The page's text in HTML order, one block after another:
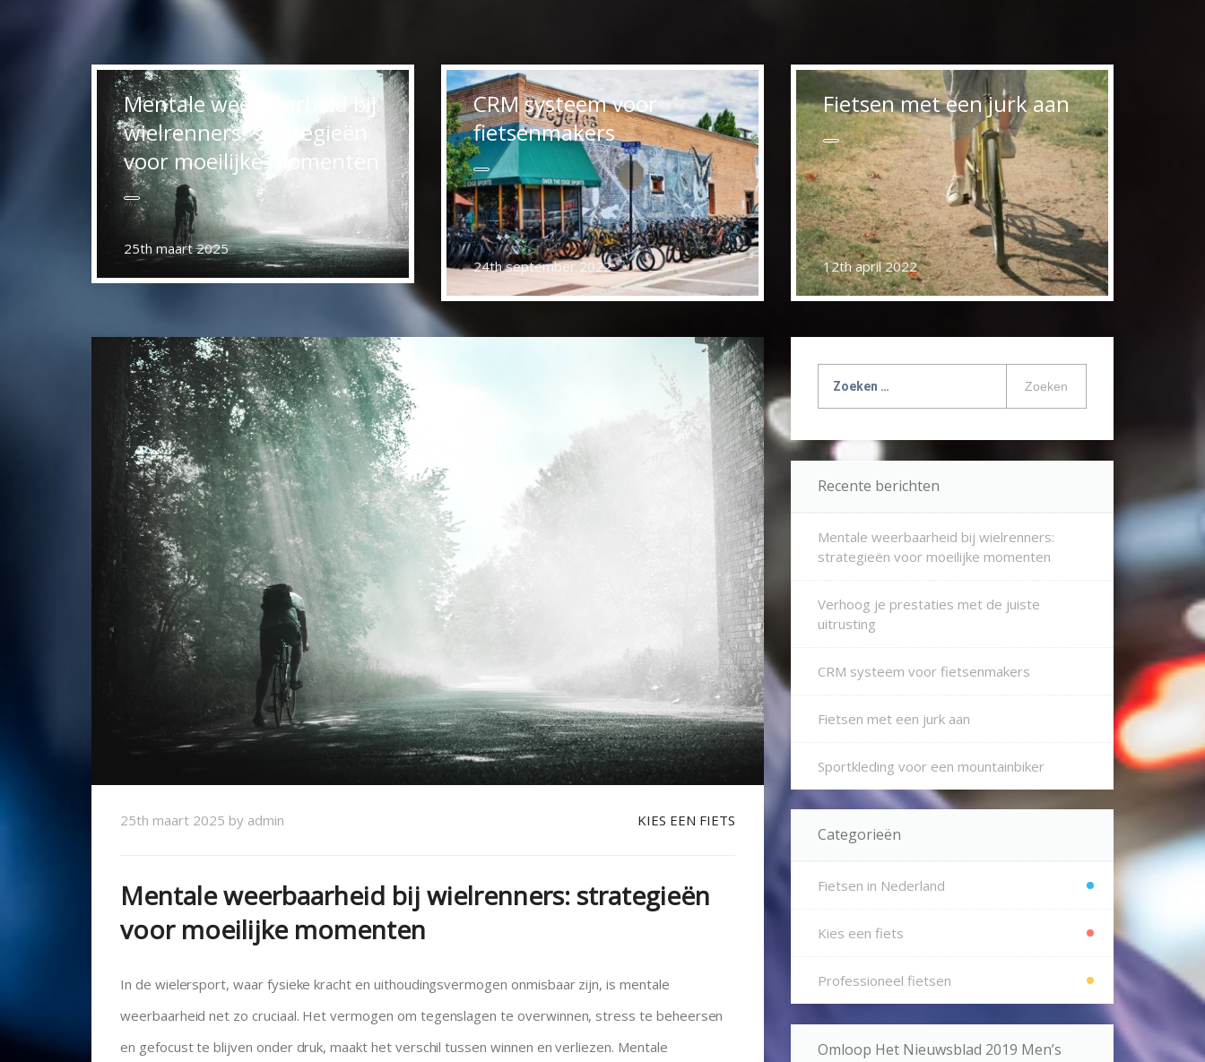
Mentale weerbaarheid bij
wielrenners: strategieën
voor moeilijke momenten
25th maart 2025
CRM systeem voor
fietsenmakers
24th september 2022
Fietsen met een jurk aan
12th april 2022
25th maart 2025 by admin KIES EEN FIETS
Mentale weerbaarheid bij wielrenners: strategieën
voor moeilijke momenten
In de wielersport, waar fysieke kracht en uithoudingsvermogen onmisbaar zijn, is mentale
weerbaarheid net zo cruciaal. Het vermogen om tegenslagen te overwinnen, stress te beheersen
en gefocust te blijven onder druk, maakt het verschil tussen winnen en verliezen. Mentale
Berichtennavigatie
naar:
Recente berichten
Mentale weerbaarheid bij wielrenners:
strategieën voor moeilijke momenten
Verhoog je prestaties met de juiste
uitrusting
CRM systeem voor fietsenmakers
Fietsen met een jurk aan
Sportkleding voor een mountainbiker
Categorieën
Fietsen in Nederland
Kies een fiets
Professioneel fietsen
Omloop Het Nieuwsblad 2019 Men’s